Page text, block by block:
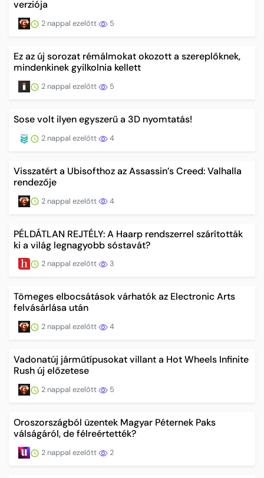
verziója
2 nappal ezelőtt 5
Ez az új sorozat rémálmokat okozott a szereplőknek,
mindenkinek gyilkolnia kellett
2 nappal ezelőtt 5
Sose volt ilyen egyszerű a 3D nyomtatás!
2 nappal ezelőtt 4
Visszatért a Ubisofthoz az Assassin’s Creed: Valhalla
rendezője
2 nappal ezelőtt 4
PÉLDÁTLAN REJTÉLY: A Haarp rendszerrel szárították
ki a világ legnagyobb sóstavát?
2 nappal ezelőtt 3
Tömeges elbocsátások várhatók az Electronic Arts
felvásárlása után
2 nappal ezelőtt 4
Vadonatúj járműtípusokat villant a Hot Wheels Infinite
Rush új előzetese
2 nappal ezelőtt 5
Oroszországból üzentek Magyar Péternek Paks
válságáról, de félreértették?
2 nappal ezelőtt 2